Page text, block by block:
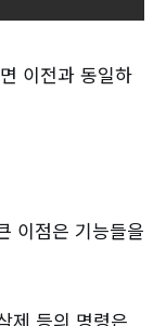
이전과 동일하
이점은 기능들을
제 등의 명령은